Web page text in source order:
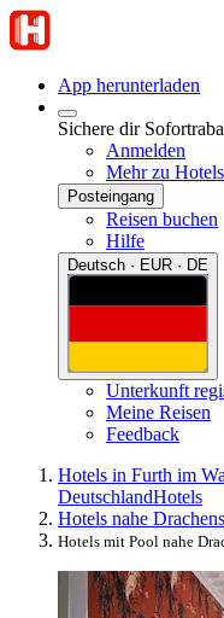
App herunterladen
Sichere dir
Anmelden
Mehr zu
Posteingang
Reisen buchen
Hilfe
Deutsch · EUR · DE
Unterkunft
Meine Reisen
Feedback
Hotels in Furth im
DeutschlandHotels
Hotels nahe
Hotels mit Pool nahe